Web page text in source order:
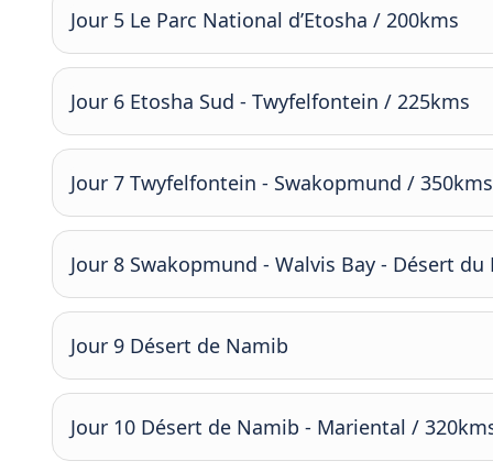
Jour 5 Le Parc National d’Etosha / 200kms
Jour 6 Etosha Sud - Twyfelfontein / 225kms
Jour 7 Twyfelfontein - Swakopmund / 350kms
Jour 8 Swakopmund - Walvis Bay - Désert
Jour 9 Désert de Namib
Jour 10 Désert de Namib - Mariental /